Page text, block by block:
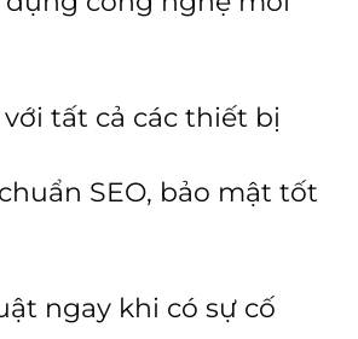
tất cả các thiết bị
SEO, bảo mật tốt
ngay khi có sự cố